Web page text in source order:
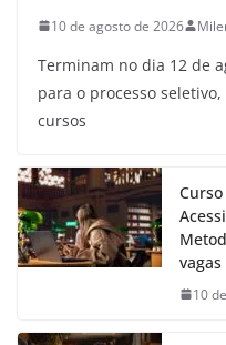
10 de agosto de 2026
Terminam no dia 12 de
para o processo
cursos
10